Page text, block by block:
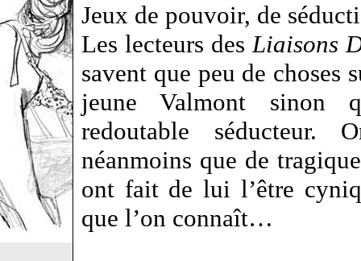
Jeux de pouvoir, de
Les lecteurs desLiaisons
savent que peu de choses
jeune Valmont sinon
redoutable séducteur.
néanmoins que de
ont fait de lui l’être
que l’on connaît…